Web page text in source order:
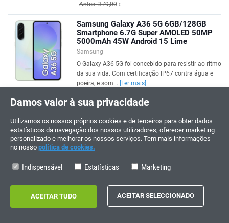
Antes: 379,00€
Samsung Galaxy A36 5G 6GB/128GB
Smartphone 6.7G Super AMOLED 50MP
5000mAh 45W Android 15 Lime
Samsung
O Galaxy A36 5G foi concebido para resistir ao ritmo
da sua vida. Com certificação IP67 contra água e
poeira, e som...
[Ler mais]
227,00 €
Antes: 327,00
Samsung Galaxy A36 5G 6GB/128GB
Smartphone 6.7
O Galaxy A36 5G foi concebido para resistir ao ritmo
poeira, e som...[Ler mais]
249,00
Damos valor à sua privacidade
Utilizamos os nossos próprios cookies e de terceiros para obter dados
estatísticos da navegação dos nossos utilizadores, oferecer marketing
personalizado e melhorar os nossos serviços. Tem mais informações
no nosso política de cookies.
Indispensável Estatísticas Marketing